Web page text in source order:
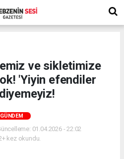
ve sikletimize
'Yiyin efendiler
GÜNDEM
01.04.2026 - 22:02
kez okundu.